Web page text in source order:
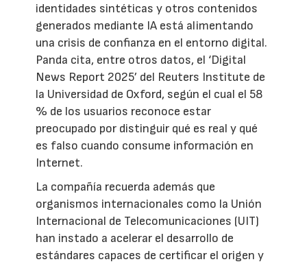
identidades sintéticas y otros contenidos
generados mediante IA está alimentando
una crisis de confianza en el entorno digital.
Panda cita, entre otros datos, el ‘Digital
News Report 2025’ del Reuters Institute de
la Universidad de Oxford, según el cual el 58
% de los usuarios reconoce estar
preocupado por distinguir qué es real y qué
es falso cuando consume información en
Internet.
La compañía recuerda además que
organismos internacionales como la Unión
Internacional de Telecomunicaciones (UIT)
han instado a acelerar el desarrollo de
estándares capaces de certificar el origen y